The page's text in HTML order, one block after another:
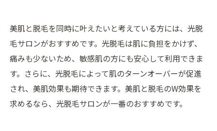
美肌と脱毛を同時に叶えたいと考えている方には、光脱
毛サロンがおすすめです。光脱毛は肌に負担をかけず、
痛みも少ないため、敏感肌の方にも安心して利用できま
す。さらに、光脱毛によって肌のターンオーバーが促進
され、美肌効果も期待できます。美肌と脱毛のW効果を
求めるなら、光脱毛サロンが一番のおすすめです。